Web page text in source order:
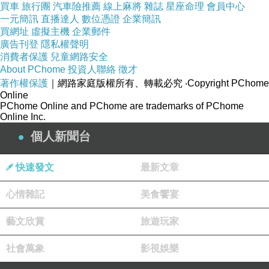
的舅舅(約50歲左右)，高中時是台中一中的
高材生，後來卻想出家，之後大學也沒考，
也沒正常的工作，靠著藥物維持精神疾病，
現在只能早上送報紙賺點薪水。
某日我跟母親興沖沖的跑去他家拜訪，
帶兩本《因果濟世集》和水果，閒聊哈拉一
堆後，母親提到精舍，舅舅竟然說他有在網
路上看過精舍，但他們在多年前就已經到彰
化的某處請示，該處也有開示。舅舅拿到的
開示是《地藏經》六千多遍，我聽了差點摔
下來，舅舅說念了好多年終於唸完了。
我再問：「那如何迴向? 」，嬸婆拿一張
買車 旅行團 汽車險推薦 線上麻將 雜誌 星座命理 會員中心
一元簡訊 直播達人 數位憑證 企業簡訊
買網址 虛擬主機 企業郵件
廣告刊登 隱私權聲明
消費者保護 兒童網路安全
About PChome 投資人聯絡 徵才
著作權保護 ｜網路家庭版權所有、轉載必究 ‧Copyright PChome
Online
PChome Online and PChome are trademarks of PChome
Online Inc.
個人新聞台
快速發文 最新文章
心情雜記 美食饗宴
藝文欣賞 旅遊玩家
社會萬象 影視娛樂